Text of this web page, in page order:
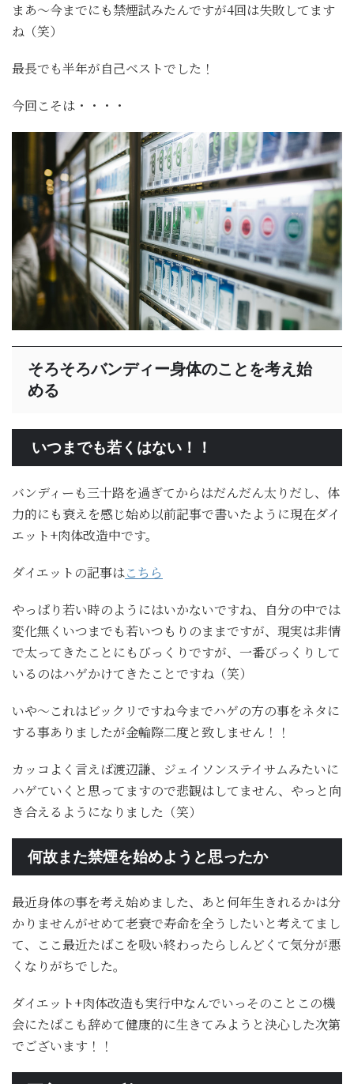
まあ～今までにも禁煙試みたんですが4回は失敗してます
ね（笑）
最長でも半年が自己ベストでした！
今回こそは・・・・
そろそろバンディー身体のことを考え始
める
いつまでも若くはない！！
バンディーも三十路を過ぎてからはだんだん太りだし、体
力的にも衰えを感じ始め以前記事で書いたように現在ダイ
エット+肉体改造中です。
ダイエットの記事はこちら
やっぱり若い時のようにはいかないですね、自分の中では
変化無くいつまでも若いつもりのままですが、現実は非情
で太ってきたことにもびっくりですが、一番びっくりして
いるのはハゲかけてきたことですね（笑）
いや～これはビックリですね今までハゲの方の事をネタに
する事ありましたが金輪際二度と致しません！！
カッコよく言えば渡辺謙、ジェイソンステイサムみたいに
ハゲていくと思ってますので悲観はしてません、やっと向
き合えるようになりました（笑）
何故また禁煙を始めようと思ったか
最近身体の事を考え始めました、あと何年生きれるかは分
かりませんがせめて老衰で寿命を全うしたいと考えてまし
て、ここ最近たばこを吸い終わったらしんどくて気分が悪
くなりがちでした。
ダイエット+肉体改造も実行中なんでいっそのことこの機
会にたばこも辞めて健康的に生きてみようと決心した次第
でございます！！